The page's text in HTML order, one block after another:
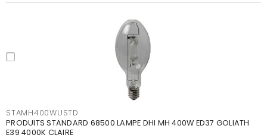
STAMH400WUSTD
PRODUITS STANDARD 68500 LAMPE DHI MH 400W ED37 GOLIATH
E39 4000K CLAIRE